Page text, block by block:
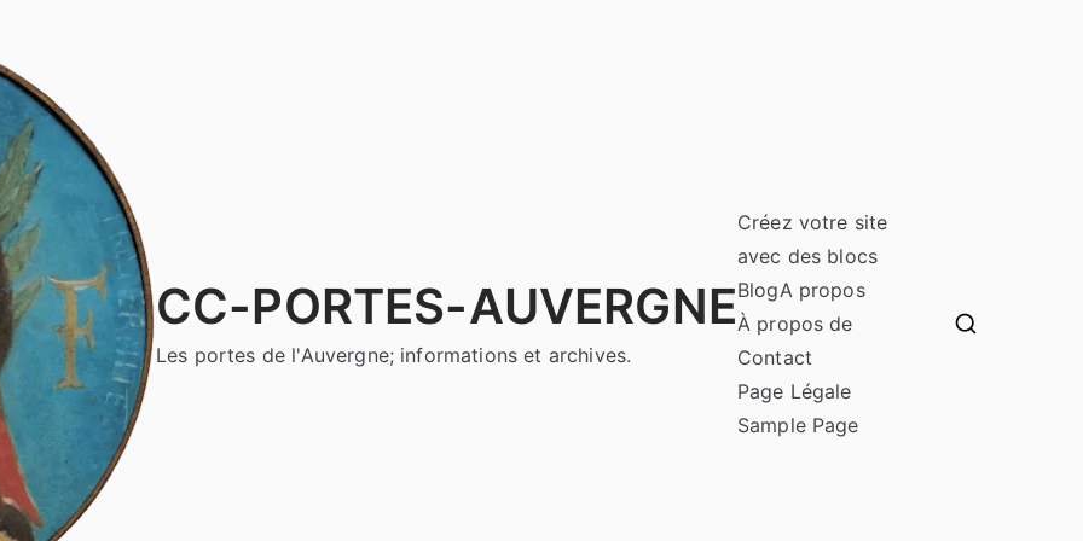
CC-PORTES-AUVERGNE
Les portes de l'Auvergne; informations et archives.
Créez votre site
avec des blocs
BlogA propos
À propos de
Contact
Page Légale
Sample Page